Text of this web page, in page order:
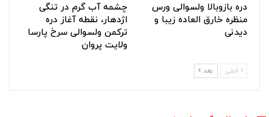
دره بازوبالا ولسوالی ورس
منظره خارق العاده زیبا و
دیدنی
چشمه آب گرم در تنگی
اژدهار، نقطه آغاز دره
ترکمن ولسوالی سرخ پارسا
ولایت پروان
قبلی بعد